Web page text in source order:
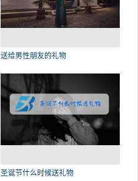
送给男性朋友的礼物
圣诞节什么时候送礼物